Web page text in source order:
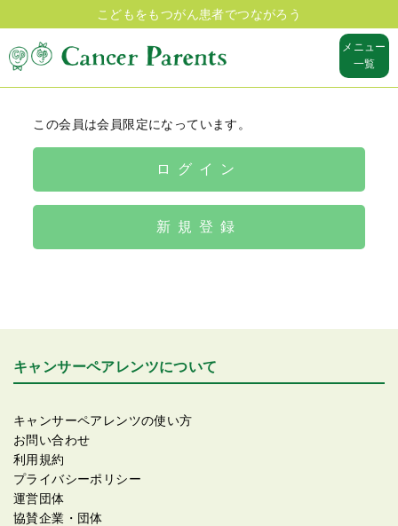
こどもをもつがん患者でつながろう
メニュー
一覧
この会員は会員限定になっています。
ログイン
新規登録
キャンサーペアレンツについて
キャンサーペアレンツの使い方
お問い合わせ
利用規約
プライバシーポリシー
運営団体
協賛企業・団体